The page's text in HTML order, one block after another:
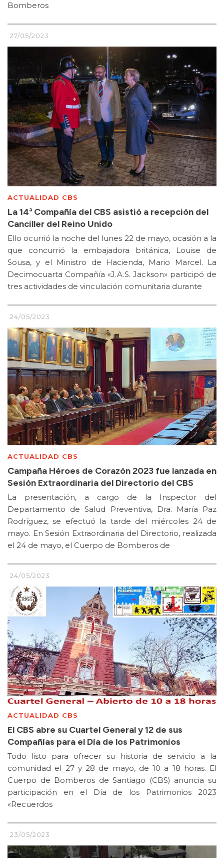
Bomberos
27/05/2023
ACTUALIDAD CBS
La 14ª Compañía del CBS asistió a recepción del
Canciller del Reino Unido
Ello ocurrió la noche del lunes 22 de mayo, ocasión a la
que concurrió la embajadora británica, Louise de
Sousa, y el Ministro de Hacienda, Mario Marcel. La
Decimocuarta Compañía «J.A.S. Jackson» participó de
tres actividades de vinculación comunitaria durante
24/05/2023
ACTUALIDAD CBS
Campaña Héroes de Corazón 2023 fue lanzada en
Sesión Extraordinaria del Directorio del CBS
La presentación, a cargo de la Inspector del
Departamento de Salud Preventiva, Dra. María Paz
Rodríguez, se efectuó la tarde del miércoles 24 de
mayo. En Sesión Extraordinaria del Directorio, realizada
el 24 de mayo, el Cuerpo de Bomberos de
24/05/2023
ACTUALIDAD CBS
El CBS abre su Cuartel General y 12 de sus
Compañías para el Día de los Patrimonios
Todo listo para ofrecer su historia de servicio a la
comunidad el 27 y 28 de mayo, de 10 a 18 horas. El
Cuerpo de Bomberos de Santiago (CBS) anuncia su
participación en el Día de los Patrimonios 2023
«Recuerdos
23/05/2023